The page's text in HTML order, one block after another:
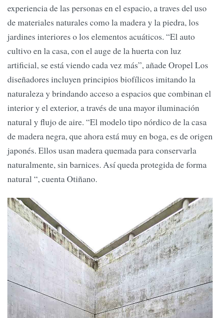
experiencia de las personas en el espacio, a traves del uso
de materiales naturales como la madera y la piedra, los
jardines interiores o los elementos acuáticos. “El auto
cultivo en la casa, con el auge de la huerta con luz
artificial, se está viendo cada vez más”, añade Oropel Los
diseñadores incluyen principios biofílicos imitando la
naturaleza y brindando acceso a espacios que combinan el
interior y el exterior, a través de una mayor iluminación
natural y flujo de aire. “El modelo tipo nórdico de la casa
de madera negra, que ahora está muy en boga, es de origen
japonés. Ellos usan madera quemada para conservarla
naturalmente, sin barnices. Así queda protegida de forma
natural “, cuenta Otiñano.